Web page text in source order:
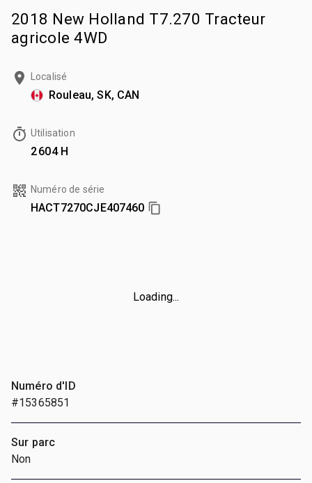
2018 New Holland T7.270 Tracteur
agricole 4WD
Localisé
Rouleau, SK, CAN
Utilisation
2 604 H
Numéro de série
HACT7270CJE407460
Loading...
Numéro d'ID
#15365851
Sur parc
Non